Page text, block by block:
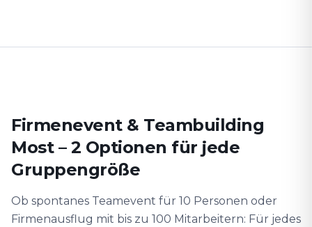
Firmenevent & Teambuilding
Most – 2 Optionen für jede
Gruppengröße
Ob spontanes Teamevent für 10 Personen oder
Firmenausflug mit bis zu 100 Mitarbeitern: Für jedes